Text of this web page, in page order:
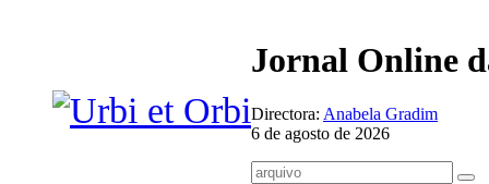
Jornal Online
Directora: Anabela Gradim
6 de agosto de 2026